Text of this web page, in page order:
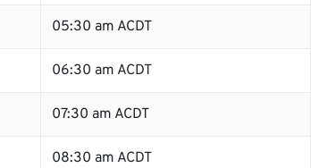
05:30 am ACDT
06:30 am ACDT
07:30 am ACDT
08:30 am ACDT